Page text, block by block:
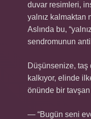
duvar resimleri,
yalnız kalmaktan
Aslında bu,
sendromunun
Düşünsenize,
kalkıyor, elinde
önünde bir
— “Bugün seni